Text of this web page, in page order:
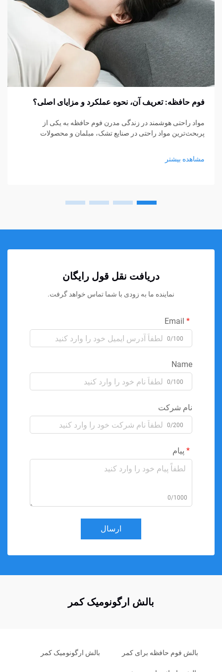
فوم حافظه: تعریف آن، نحوه عملکرد و مزایای اصلی؟
مواد راحتی هوشمند در زندگی مدرن فوم حافظه به یکی از
پربحث‌ترین مواد راحتی در صنایع تشک، مبلمان و محصولات
مشاهده بیشتر
دریافت نقل قول رایگان
نماینده ما به زودی با شما تماس خواهد گرفت.
0/100
Name
0/100
نام شرکت
0/200
پیام
0/1000
ارسال
بالش ارگونومیک کمر
بالش فوم حافظه برای کمر بالش ارگونومیک کمر